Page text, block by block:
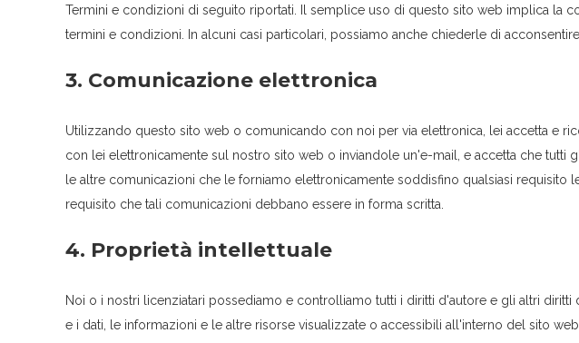
Termini e condizioni di seguito riportati. Il semplice uso di questo sito web implica la
termini e condizioni. In alcuni casi particolari, possiamo anche chiederle di
3. Comunicazione elettronica
Utilizzando questo sito web o comunicando con noi per via elettronica, lei accetta e
con lei elettronicamente sul nostro sito web o inviandole un'e-mail, e accetta che tutti
le altre comunicazioni che le forniamo elettronicamente soddisfino qualsiasi requisito
requisito che tali comunicazioni debbano essere in forma scritta.
4. Proprietà intellettuale
Noi o i nostri licenziatari possediamo e controlliamo tutti i diritti d'autore e gli altri
e i dati, le informazioni e le altre risorse visualizzate o accessibili all'interno del sito web.